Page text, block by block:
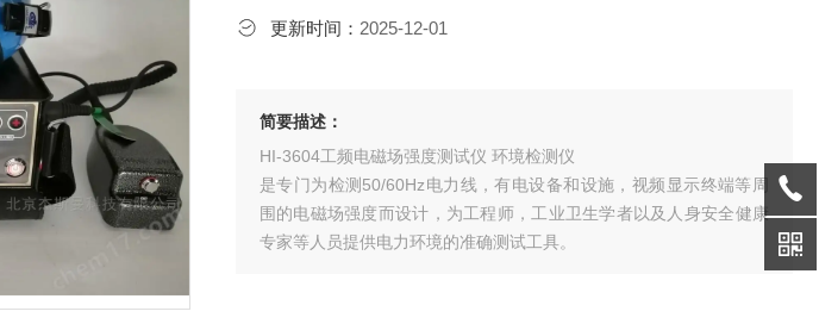
更新时间： 2025-12-01
简要描述：
HI-3604工频电磁场强度测试仪 环境检测仪
是专门为检测50/60Hz电力线，有电设备和设施，视频显示终端等周
围的电磁场强度而设计，为工程师，工业卫生学者以及人身安全健康
专家等人员提供电力环境的准确测试工具。